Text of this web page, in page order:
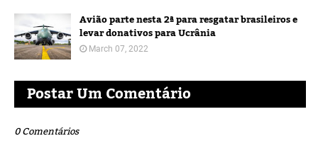
Avião parte nesta 2ª para resgatar brasileiros e
levar donativos para Ucrânia
March 07, 2022
Postar Um Comentário
0 Comentários